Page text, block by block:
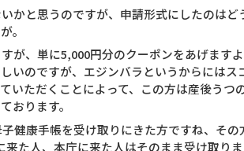
かと思うのですが、申請形式にしたのは
。
が、単に5,000円分のクーポンをあげます
いのですが、エジンバラというからには
ただくことによって、この方は産後うつ
おります。
健康手帳を受け取りにきた方ですね、そ
た人、本庁に来た人はそのまま受け取り